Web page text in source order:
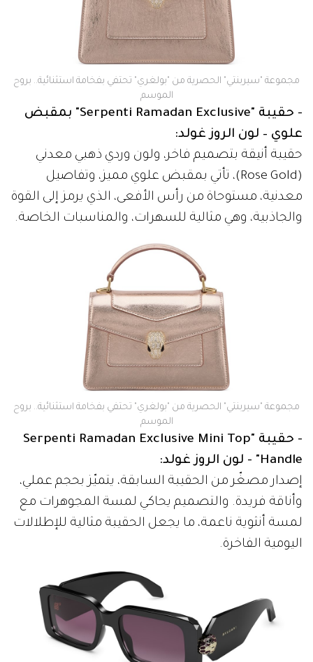
مجموعة "سيربنتي" الحصرية من "بولغري" تحتفي بفخامة استثنائية.. بروح
الموسم
- حقيبة "Serpenti Ramadan Exclusive" بمقبض
علوي – لون الروز غولد:
حقيبة أنيقة بتصميم فاخر، ولون وردي ذهبي معدني
(Rose Gold)، تأتي بمقبض علوي مميز، وتفاصيل
معدنية، مستوحاة من رأس الأفعى، الذي يرمز إلى القوة
والجاذبية، وهي مثالية للسهرات، والمناسبات الخاصة.
مجموعة "سيربنتي" الحصرية من "بولغري" تحتفي بفخامة استثنائية.. بروح
الموسم
- حقيبة "Serpenti Ramadan Exclusive Mini Top
Handle" - لون الروز غولد:
إصدار مصغّر من الحقيبة السابقة، يتميّز بحجم عملي،
وأناقة فريدة. والتصميم يحاكي لمسة المجوهرات مع
لمسة أنثوية ناعمة، ما يجعل الحقيبة مثالية للإطلالات
اليومية الفاخرة.